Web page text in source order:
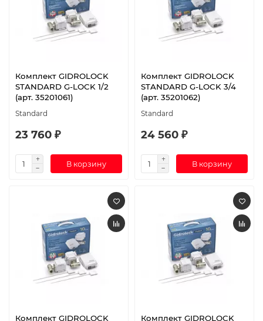
Комплект GIDROLOCK
STANDARD G-LOCK 1/2
(арт. 35201061)
Standard
23 760 ₽
В корзину
Комплект GIDROLOCK
STANDARD G-LOCK 3/4
(арт. 35201062)
Standard
24 560 ₽
В корзину
Комплект GIDROLOCK
Комплект GIDROLOCK